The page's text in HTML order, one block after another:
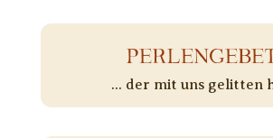
... der mit uns gelitten